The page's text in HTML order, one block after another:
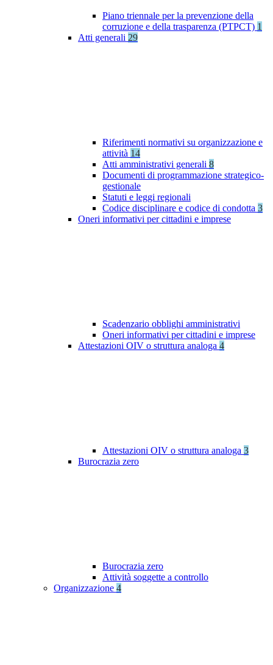
Piano triennale per la prevenzione della
corruzione e della trasparenza (PTPCT) 1
Atti generali 29
Riferimenti normativi su organizzazione e
attività 14
Atti amministrativi generali 8
Documenti di programmazione strategico-
gestionale
Statuti e leggi regionali
Codice disciplinare e codice di condotta 3
Oneri informativi per cittadini e imprese
Scadenzario obblighi amministrativi
Oneri informativi per cittadini e imprese
Attestazioni OIV o struttura analoga 4
Attestazioni OIV o struttura analoga 3
Burocrazia zero
Burocrazia zero
Attività soggette a controllo
Organizzazione 4